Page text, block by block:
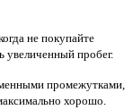
не покупайте
увеличенный пробег.
промежутками,
хорошо.